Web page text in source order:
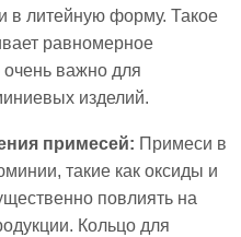
в литейную форму. Такое
равномерное
очень важно для
изделий.
примесей: Примеси в
такие как оксиды и
повлиять на
Кольцо для